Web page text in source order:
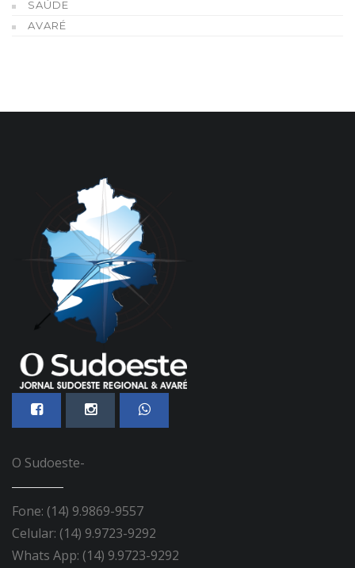
SAÚDE
AVARÉ
O Sudoeste-
Fone: (14) 9.9869-9557
Celular: (14) 9.9723-9292
Whats App: (14) 9.9723-9292